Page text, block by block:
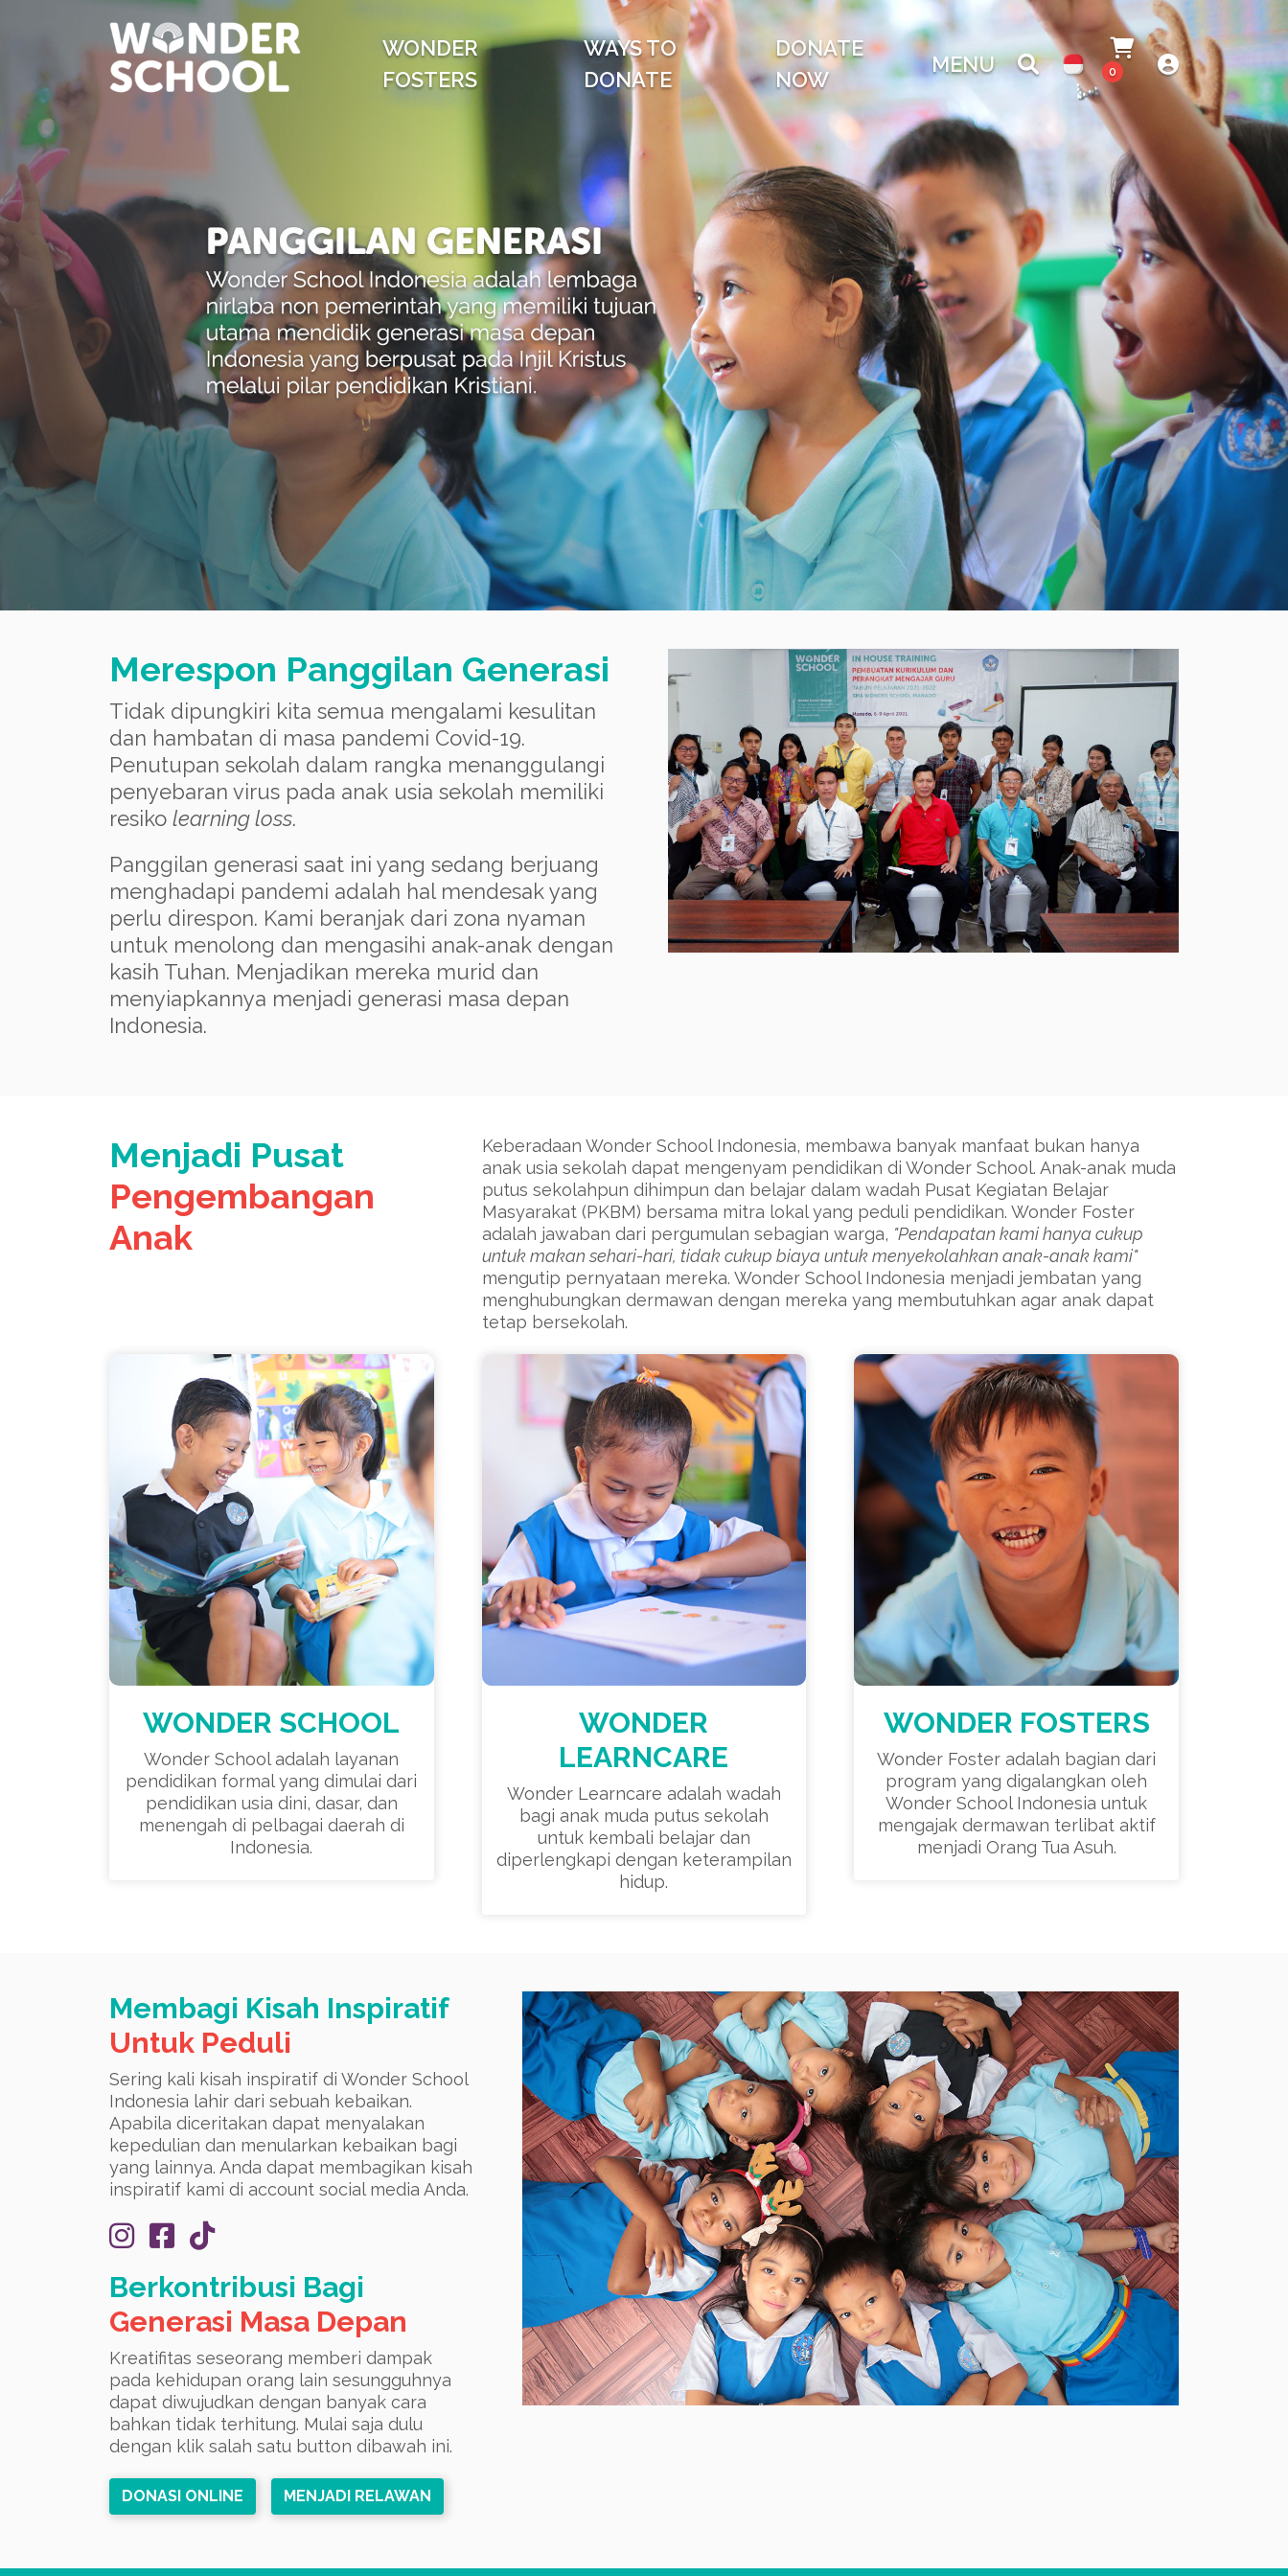
WONDER
FOSTERS
WAYS TO
DONATE
DONATE
NOW
MENU 0
Merespon Panggilan Generasi
Tidak dipungkiri kita semua mengalami kesulitan
dan hambatan di masa pandemi Covid-19.
Penutupan sekolah dalam rangka menanggulangi
penyebaran virus pada anak usia sekolah memiliki
resiko learning loss.
Panggilan generasi saat ini yang sedang berjuang
menghadapi pandemi adalah hal mendesak yang
perlu direspon. Kami beranjak dari zona nyaman
untuk menolong dan mengasihi anak-anak dengan
kasih Tuhan. Menjadikan mereka murid dan
menyiapkannya menjadi generasi masa depan
Indonesia.
Menjadi Pusat
Pengembangan
Anak
Keberadaan Wonder School Indonesia, membawa banyak manfaat bukan hanya
anak usia sekolah dapat mengenyam pendidikan di Wonder School. Anak-anak muda
putus sekolahpun dihimpun dan belajar dalam wadah Pusat Kegiatan Belajar
Masyarakat (PKBM) bersama mitra lokal yang peduli pendidikan. Wonder Foster
adalah jawaban dari pergumulan sebagian warga, "Pendapatan kami hanya cukup
untuk makan sehari-hari, tidak cukup biaya untuk menyekolahkan anak-anak kami"
mengutip pernyataan mereka. Wonder School Indonesia menjadi jembatan yang
menghubungkan dermawan dengan mereka yang membutuhkan agar anak dapat
tetap bersekolah.
WONDER SCHOOL
Wonder School adalah layanan
pendidikan formal yang dimulai dari
pendidikan usia dini, dasar, dan
menengah di pelbagai daerah di
Indonesia.
WONDER
LEARNCARE
Wonder Learncare adalah wadah
bagi anak muda putus sekolah
untuk kembali belajar dan
diperlengkapi dengan keterampilan
hidup.
WONDER FOSTERS
Wonder Foster adalah bagian dari
program yang digalangkan oleh
Wonder School Indonesia untuk
mengajak dermawan terlibat aktif
menjadi Orang Tua Asuh.
Membagi Kisah Inspiratif
Untuk Peduli
Sering kali kisah inspiratif di Wonder School
Indonesia lahir dari sebuah kebaikan.
Apabila diceritakan dapat menyalakan
kepedulian dan menularkan kebaikan bagi
yang lainnya. Anda dapat membagikan kisah
inspiratif kami di account social media Anda.
Berkontribusi Bagi
Generasi Masa Depan
Kreatifitas seseorang memberi dampak
pada kehidupan orang lain sesungguhnya
dapat diwujudkan dengan banyak cara
bahkan tidak terhitung. Mulai saja dulu
dengan klik salah satu button dibawah ini.
DONASI ONLINE MENJADI RELAWAN